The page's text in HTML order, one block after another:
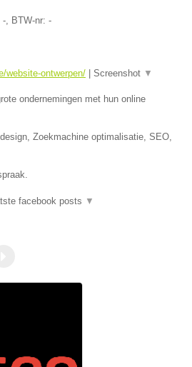
-, BTW-nr: -
website-ontwerpen/ Screenshot ▼
ondernemingen met hun online
Zoekmachine optimalisatie, SEO,
facebook posts ▼